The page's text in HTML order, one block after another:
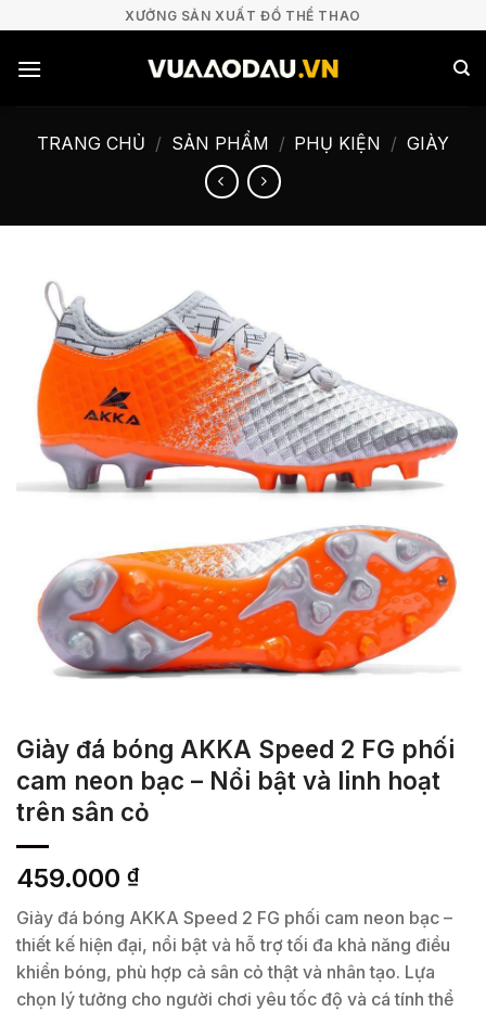
nội
XƯỞNG SẢN XUẤT ĐỒ THỂ THAO
TRANG CHỦ / SẢN PHẨM / PHỤ KIỆN / GIÀY
Giày đá bóng AKKA Speed 2 FG phối
cam neon bạc – Nổi bật và linh hoạt
trên sân cỏ
459.000 ₫
Giày đá bóng AKKA Speed 2 FG phối cam neon bạc –
thiết kế hiện đại, nổi bật và hỗ trợ tối đa khả năng điều
khiển bóng, phù hợp cả sân cỏ thật và nhân tạo. Lựa
chọn lý tưởng cho người chơi yêu tốc độ và cá tính thể